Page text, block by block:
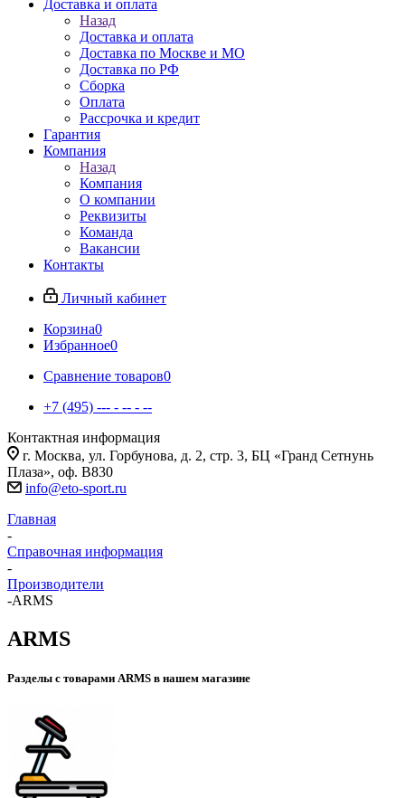
Доставка и оплата
Назад
Доставка и оплата
Доставка по Москве и МО
Доставка по РФ
Сборка
Оплата
Рассрочка и кредит
Гарантия
Компания
Назад
Компания
О компании
Реквизиты
Команда
Вакансии
Контакты
Личный кабинет
Корзина0
Избранное0
Сравнение товаров0
+7 (495) --- - -- - --
Контактная информация
г. Москва, ул. Горбунова, д. 2, стр. 3, БЦ «Гранд Сетнунь
Плаза», оф. В830
info@eto-sport.ru
Главная
-
Справочная информация
-
Производители
-ARMS
ARMS
Разделы с товарами ARMS в нашем магазине